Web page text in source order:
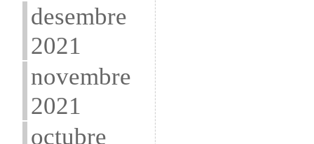
desembre
2021
novembre
2021
octubre